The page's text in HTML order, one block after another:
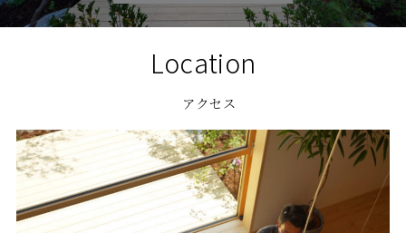
Location
アクセス